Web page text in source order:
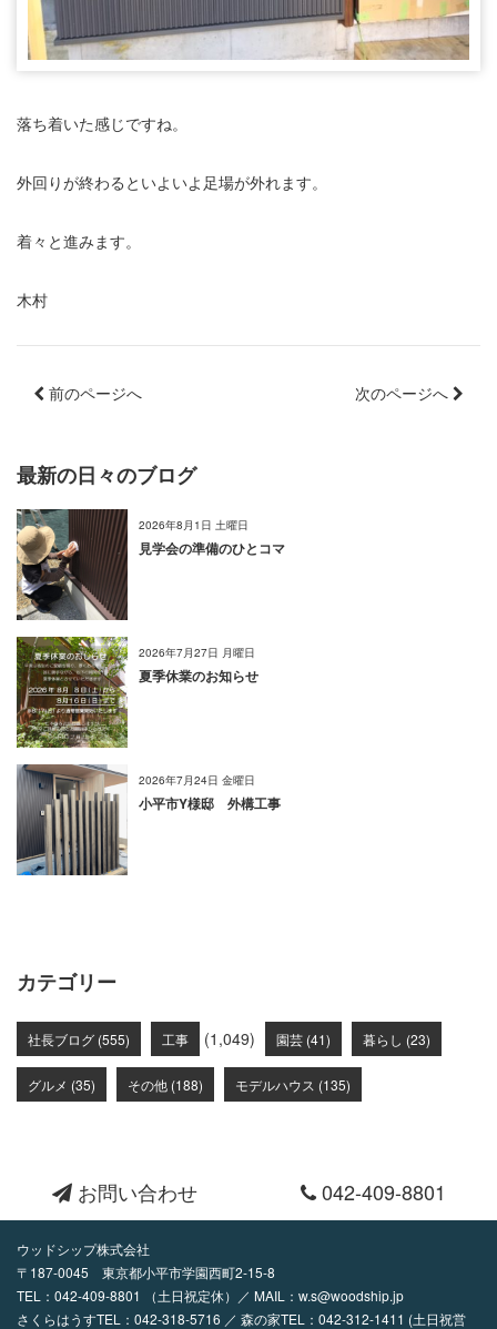
落ち着いた感じですね。
外回りが終わるといよいよ足場が外れます。
着々と進みます。
木村
前のページへ 次のページへ
最新の日々のブログ
2026年8月1日 土曜日
見学会の準備のひとコマ
2026年7月27日 月曜日
夏季休業のお知らせ
2026年7月24日 金曜日
小平市Y様邸 外構工事
カテゴリー
社長ブログ (555) 工事 (1,049) 園芸 (41) 暮らし (23)
グルメ (35) その他 (188) モデルハウス (135)
お問い合わせ 042-409-8801
ウッドシップ株式会社
〒187-0045 東京都小平市学園西町2-15-8
TEL： 042-409-8801 （土日祝定休）／ MAIL： w.s@woodship.jp
さくらはうすTEL：042-318-5716 ／ 森の家TEL：042-312-1411 (土日祝営